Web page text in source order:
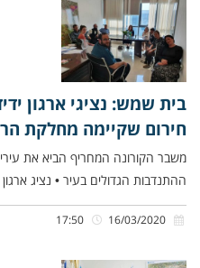
בית שמש: נציגי ארגון
חירום שקיימה מחלקת
משבר הקורונה המחריף הביא את
ההתנדבות הגדולים בעיר • נציג